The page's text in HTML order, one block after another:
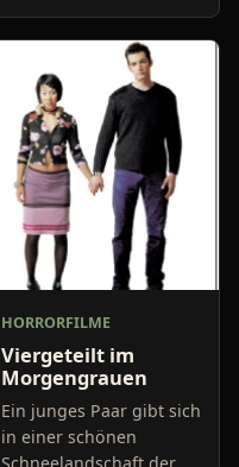
auf dem Weg zum Golf
von Mexiko. Dort haben
sie in ihrer Kindheit mal
einen Urlaub verbracht
und
HORRORFILME
Viergeteilt im
Morgengrauen
Ein junges Paar gibt sich
in einer schönen